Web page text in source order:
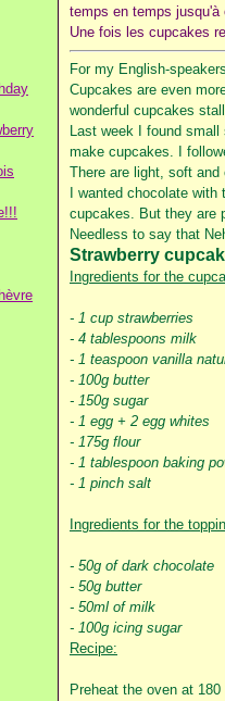
temps en temps
Une fois les cupcakes
For my English-
Cupcakes are even
wonderful cupcakes
Last week I found
make cupcakes. I
There are light, soft
I wanted chocolate
cupcakes. But they are
Needless to say that
Strawberry
Ingredients for the
- 1 cup strawberries
- 4 tablespoons milk
- 1 teaspoon vanilla
- 100g butter
- 150g sugar
- 1 egg + 2 egg whites
- 175g flour
- 1 tablespoon baking
- 1 pinch salt
Ingredients for the
- 50g of dark chocolate
- 50g butter
- 50ml of milk
- 100g icing sugar
Recipe:
Preheat the oven at 180